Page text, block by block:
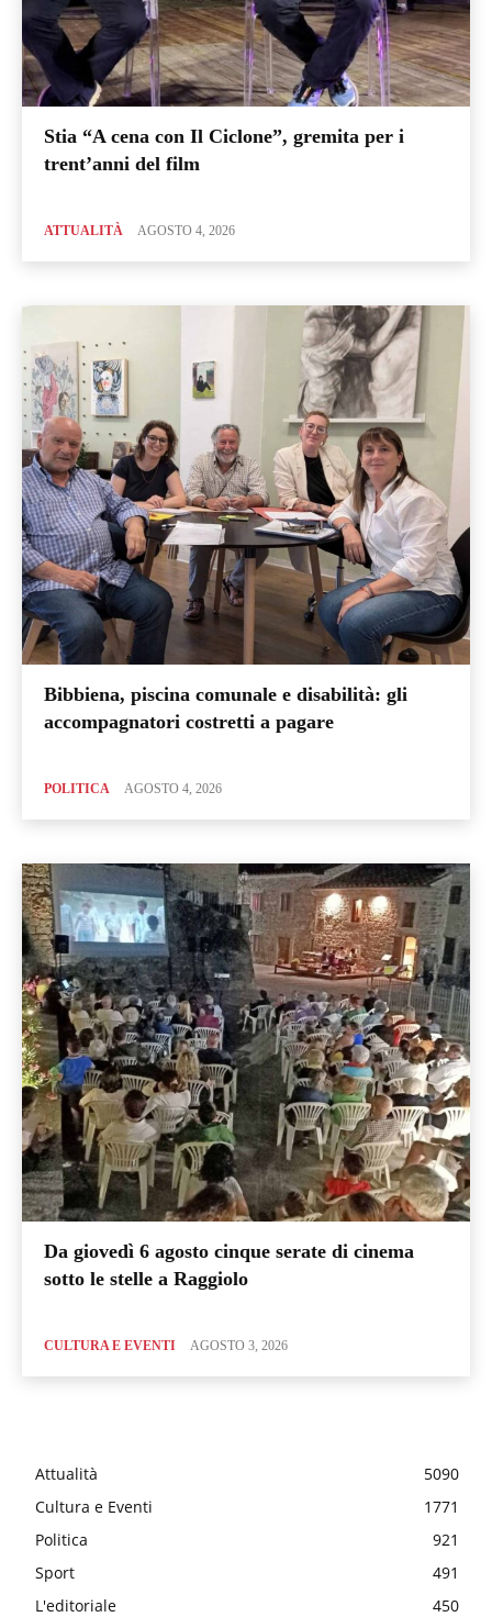
Stia “A cena con Il Ciclone”, gremita per i
trent’anni del film
ATTUALITÀ AGOSTO 4, 2026
Bibbiena, piscina comunale e disabilità: gli
accompagnatori costretti a pagare
POLITICA AGOSTO 4, 2026
Da giovedì 6 agosto cinque serate di cinema
sotto le stelle a Raggiolo
CULTURA E EVENTI AGOSTO 3, 2026
Attualità
5090
Cultura e Eventi
1771
Politica
921
Sport
491
L'editoriale
450